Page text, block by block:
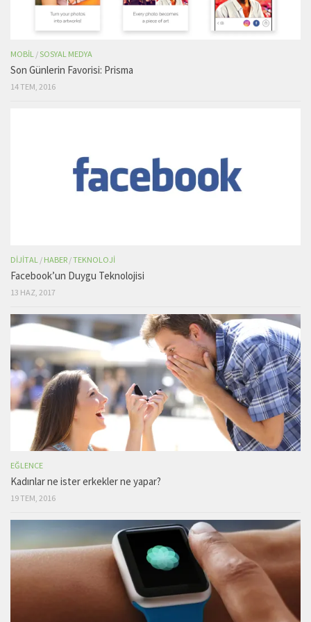
MOBIL /SOSYAL MEDYA
Son Günlerin Favorisi: Prisma
14 TEM, 2016
DIJITAL / HABER /TEKNOLOJI
Facebook’un Duygu Teknolojisi
13 HAZ, 2017
EĞLENCE
Kadınlar ne ister erkekler ne yapar?
19 TEM, 2016